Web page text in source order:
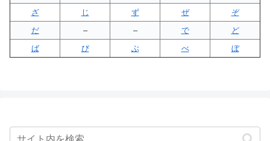
ざ
じ ず ぜ
ぞ
だ
– – で
ど
ば
び ぶ べ ぼ